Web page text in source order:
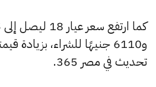
تحديث في مصر 365.